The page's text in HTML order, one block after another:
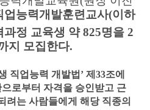
업능력개발훈련교사(이하
과정 교육생 약825명을 2
지 모집한다.
직업능력 개발법 ’ 제 33조에
로부터 자격을 승인받고 근
려는 사람들에게 해당 직종의